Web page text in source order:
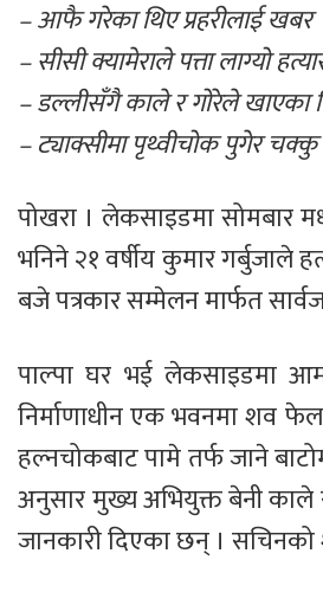
– आफै गरेका थिए प्रहरीलाई खबर
– सीसी क्यामेराले पत्ता लाग्यो
– डल्लीसँगै काले र गोरेले खाएका
– ट्याक्सीमा पृथ्वीचोक पुगेर
पोखरा । लेकसाइडमा सोमबार
भनिने २१ वर्षीय कुमार गर्बुजाले
बजे पत्रकार सम्मेलन मार्फत
पाल्पा घर भई लेकसाइडमा
निर्माणाधीन एक भवनमा शव
हल्नचोकबाट पामे तर्फ जाने
अनुसार मुख्य अभियुक्त बेनी
जानकारी दिएका छन् । सचिनको